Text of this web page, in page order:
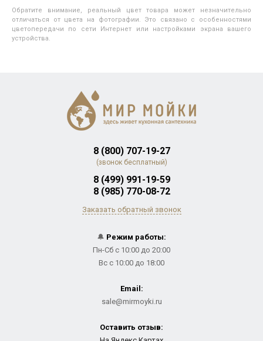
Обратите внимание, реальный цвет товара может незначительно
отличаться от цвета на фотографии. Это связано с особенностями
цветопередачи по сети Интернет или настройками экрана вашего
устройства.
8 (800) 707-19-27
(звонок бесплатный)
8 (499) 991-19-59
8 (985) 770-08-72
Заказать обратный звонок
🔔 Режим работы:
Пн-Сб с 10:00 до 20:00
Вс с 10:00 до 18:00
Email:
sale@mirmoyki.ru
Оставить отзыв: